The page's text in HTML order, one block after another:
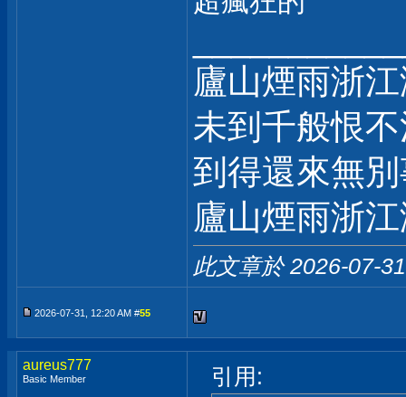
廬山煙雨浙
未到千般恨
到得還來無
廬山煙雨浙
此文章於 2026-07-
2026-07-31, 12:20 AM #55
aureus777
Basic Member 引用: